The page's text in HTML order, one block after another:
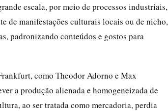
escala, por meio de processos industriais,
de manifestações culturais locais ou de nicho,
padronizando conteúdos e gostos para
como Theodor Adorno e Max
a produção alienada e homogeneizada de
ao ser tratada como mercadoria, perdia